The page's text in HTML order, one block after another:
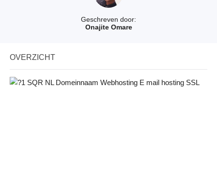
Geschreven door:
Onajite Omare
OVERZICHT